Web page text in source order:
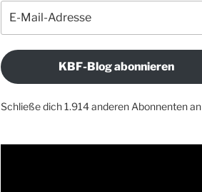
Mail-
Adresse
KBF-Blog abonnieren
Schließe dich 1.914 anderen Abonnenten an